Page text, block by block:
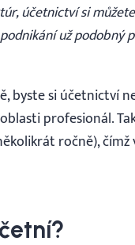
účetnictví si
už podobný
byste si účetnictví
profesionál.
ročně), čímž